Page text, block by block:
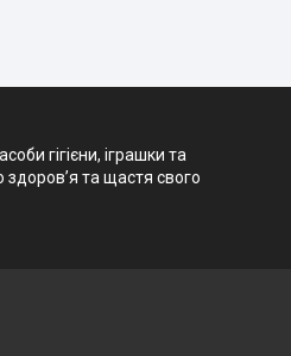
гігієни, іграшки та
та щастя свого